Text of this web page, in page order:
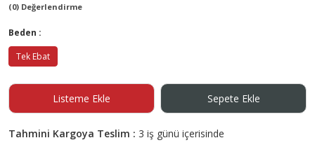
(0) Değerlendirme
Beden :
Tek Ebat
Listeme Ekle Sepete Ekle
Tahmini Kargoya Teslim : 3 iş günü içerisinde